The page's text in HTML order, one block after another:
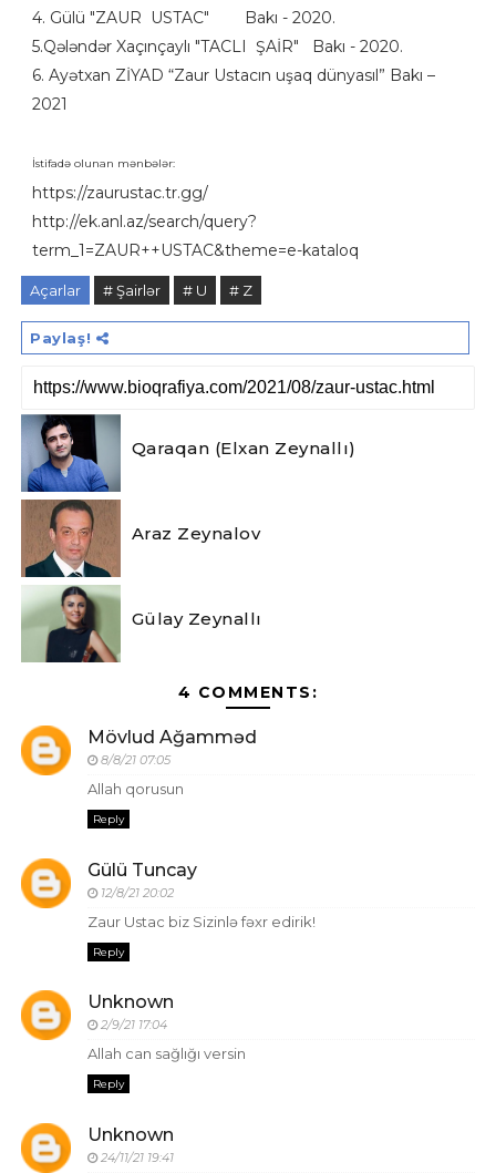
4. Gülü "ZAUR USTAC" Bakı - 2020.
5.Qələndər Xaçınçaylı "TACLI ŞAİR" Bakı - 2020.
6. Ayətxan ZİYAD “Zaur Ustacın uşaq dünyasıl” Bakı –
2021
İstifadə olunan mənbələr:
https://zaurustac.tr.gg/
http://ek.anl.az/search/query?
term_1=ZAUR++USTAC&theme=e-kataloq
Açarlar # Şairlər # U # Z
Paylaş!
Qaraqan (Elxan Zeynallı)
Araz Zeynalov
Gülay Zeynallı
4 COMMENTS:
Mövlud Ağamməd
8/8/21 07:05
Allah qorusun
Reply
Gülü Tuncay
12/8/21 20:02
Zaur Ustac biz Sizinlə fəxr edirik!
Reply
Unknown
2/9/21 17:04
Allah can sağlığı versin
Reply
Unknown
24/11/21 19:41